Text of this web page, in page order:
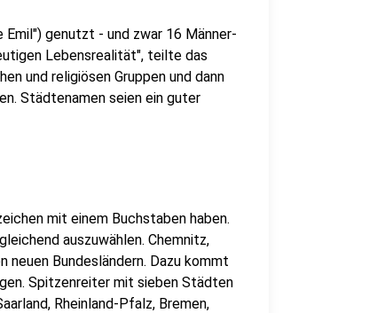
Emil") genutzt - und zwar 16 Männer-
Lebensrealität", teilte das
und religiösen Gruppen und dann
Städtenamen seien ein guter
mit einem Buchstaben haben.
auszuwählen. Chemnitz,
Bundesländern. Dazu kommt
Spitzenreiter mit sieben Städten
Rheinland-Pfalz, Bremen,